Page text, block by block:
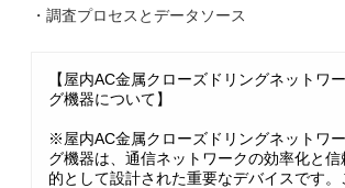
・調査プロセスとデータソース
【屋内AC金属クローズドリングネットワ
グ機器について】
※屋内AC金属クローズドリングネットワ
グ機器は、通信ネットワークの効率化と信
的として設計された重要なデバイスです。